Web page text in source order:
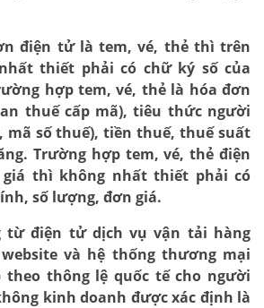
điện tử là tem, vé, thẻ thì trên
thiết phải có chữ ký số của
hợp tem, vé, thẻ là hóa đơn
thuế cấp mã), tiêu thức người
mã số thuế), tiền thuế, thuế suất
Trường hợp tem, vé, thẻ điện
thì không nhất thiết phải có
số lượng, đơn giá.
từ điện tử dịch vụ vận tải hàng
và hệ thống thương mại
thông lệ quốc tế cho người
kinh doanh được xác định là